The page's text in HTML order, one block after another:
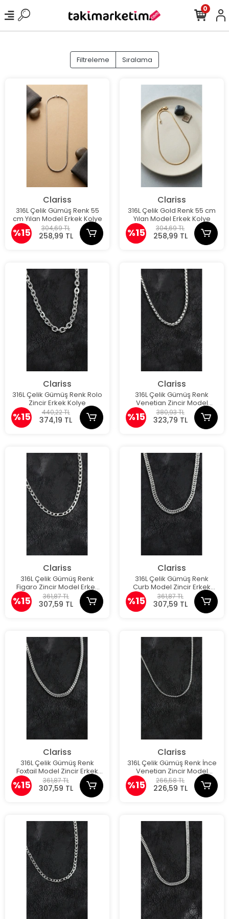
0
Filtreleme Sıralama
Clariss
316L Çelik Gümüş Renk 55
cm Yılan Model Erkek Kolye
%15 304,69 TL
258,99 TL
Clariss
316L Çelik Gold Renk 55 cm
Yılan Model Erkek Kolye
%15 304,69 TL
258,99 TL
Clariss
316L Çelik Gümüş Renk Rolo
Zincir Erkek Kolye
%15 440,22 TL
374,19 TL
Clariss
316L Çelik Gümüş Renk
Venetian Zincir Model
Erkek Kolye
%15 380,93 TL
323,79 TL
Clariss
316L Çelik Gümüş Renk
Figaro Zincir Model Erkek
Kolye
%15 361,87 TL
307,59 TL
Clariss
316L Çelik Gümüş Renk
Curb Model Zincir Erkek
Kolye
%15 361,87 TL
307,59 TL
Clariss
316L Çelik Gümüş Renk
Foxtail Model Zincir Erkek
Kolye
%15 361,87 TL
307,59 TL
Clariss
316L Çelik Gümüş Renk İnce
Venetian Zincir Model
Erkek Kolye
%15 266,58 TL
226,59 TL